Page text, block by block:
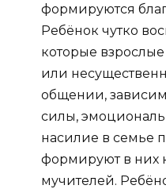
формируются
Ребёнок чутко
которые
или
общении,
силы,
насилие в семье
формируют в них
мучителей.